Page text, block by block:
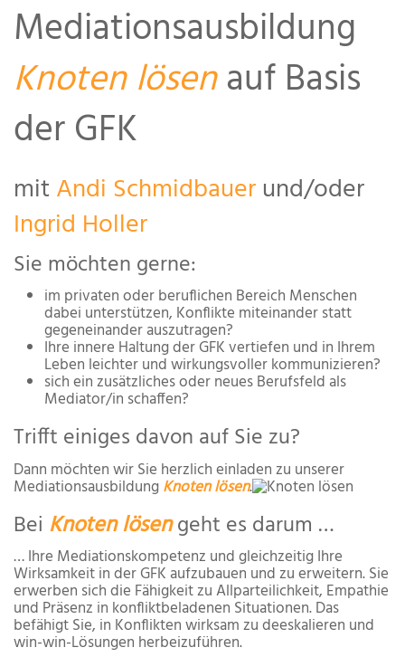
Mediationsausbildung
Knoten lösenauf Basis
der GFK
mitAndi Schmidbauer und/oder
Ingrid Holler
Sie möchten gerne:
im privaten oder beruflichen Bereich Menschen
dabei unterstüt­zen, Konflikte miteinander statt
gegeneinander auszutragen?
Ihre innere Haltung der GFK vertiefen und in Ihrem
Leben leich­ter und wirkungsvoller kommunizieren?
sich ein zusätzliches oder neues Berufsfeld als
Mediator/in schaffen?
Trifft einiges davon auf Sie zu?
Dann möchten wir Sie herzlich ein­laden zu unserer
MediationsausbildungKnoten lösen.
Bei Knoten lösengeht es darum …
… Ihre Mediationskompetenz und gleichzeitig Ihre
Wirksamkeit in der GFK aufzubauen und zu erweitern. Sie
erwerben sich die Fähigkeit zu Allparteilichkeit, Empathie
und Präsenz in kon­fliktbeladenen Situationen. Das
befähigt Sie, in Konflikten wirk­sam zu deeskalieren und
win-win-Lösungen herbeizuführen.